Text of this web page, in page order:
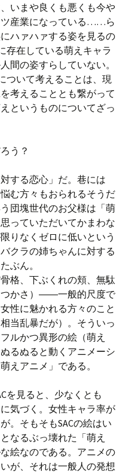
いまや良くも悪くも今や
ツ産業になっている……ら
ハァハァする姿を見るの
存在している萌えキャラ
間の姿すらしていない。
ついて考えることは、現
考えることとも繋がって
というものについてざっ
う？
する恋心」だ。巷には
む方々もおられるそうだ
団塊世代のお父様は「萌
っていただいてかまわな
りなくゼロに低いという
クラの姉ちゃんに対する
ぶん。
格、下ぶくれの頬、無駄
かさ）――一般的尺度で
性に魅かれる方々のこと
当乱暴だが）。そういっ
ルかつ異形の絵（萌え
るぬると動くアニメーシ
えアニメ」である。
を見ると、少なくとも
気づく。女性キャラ率が
。そもそもSACの絵はい
なるぶっ壊れた「萌え
絵なのである。アニメの
が、それは一般人の発想